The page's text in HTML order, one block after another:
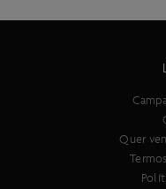
As imagens deste produto
Quer